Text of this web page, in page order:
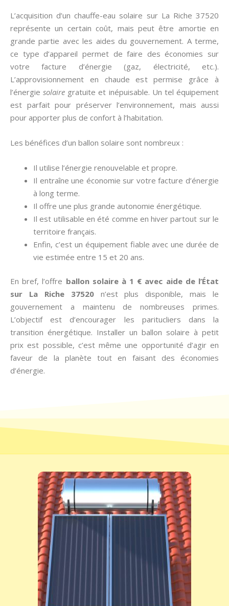
L’acquisition d’un chauffe-eau solaire sur La Riche 37520
représente un certain coût, mais peut être amortie en
grande partie avec les aides du gouvernement. A terme,
ce type d’appareil permet de faire des économies sur
votre facture d’énergie (gaz, électricité, etc.).
L’approvisionnement en chaude est permise grâce à
l’énergiesolaire gratuite et inépuisable. Un tel équipement
est parfait pour préserver l’environnement, mais aussi
pour apporter plus de confort à l’habitation.
Les bénéfices d’un ballon solaire sont nombreux :
Il utilise l’énergie renouvelable et propre.
Il entraîne une économie sur votre facture d’énergie
à long terme.
Il offre une plus grande autonomie énergétique.
Il est utilisable en été comme en hiver partout sur le
territoire français.
Enfin, c’est un équipement fiable avec une durée de
vie estimée entre 15 et 20 ans.
En bref, l’offre ballon solaire à 1 € avec aide de l’État
sur La Riche 37520n’est plus disponible, mais le
gouvernement a maintenu de nombreuses primes.
L’objectif est d’encourager les paritucliers dans la
transition énergétique. Installer un ballon solaire à petit
prix est possible, c’est même une opportunité d’agir en
faveur de la planète tout en faisant des économies
d’énergie.